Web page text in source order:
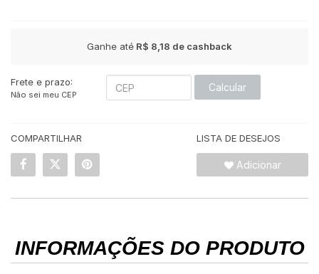
Ganhe até R$ 8,18 de cashback
Frete e prazo:
Não sei meu CEP
Calcular
COMPARTILHAR LISTA DE DESEJOS
Adicionar
INFORMAÇÕES DO PRODUTO